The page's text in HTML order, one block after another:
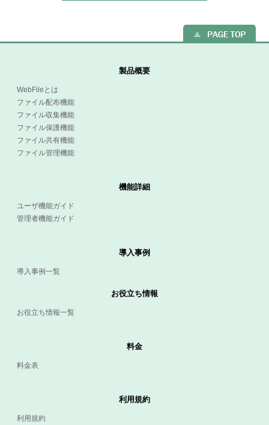
製品概要
WebFileとは
ファイル配布機能
ファイル収集機能
ファイル保護機能
ファイル共有機能
ファイル管理機能
機能詳細
ユーザ機能ガイド
管理者機能ガイド
導入事例
導入事例一覧
お役立ち情報
お役立ち情報一覧
料金
料金表
利用規約
利用規約